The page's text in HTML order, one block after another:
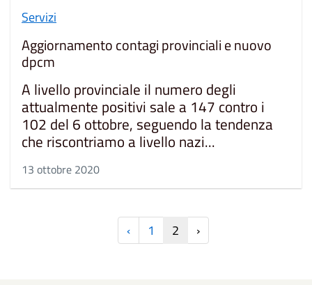
Servizi
Aggiornamento contagi provinciali e nuovo
dpcm
A livello provinciale il numero degli
attualmente positivi sale a 147 contro i
102 del 6 ottobre, seguendo la tendenza
che riscontriamo a livello nazi...
13 ottobre 2020
‹ 1 2 ›